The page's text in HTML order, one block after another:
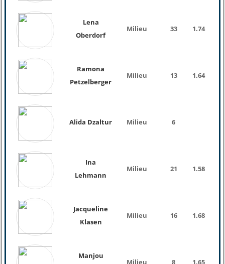
Lena
Oberdorf
Milieu 33 1.74
Ramona
Petzelberger
Milieu 13 1.64
Alida Dzaltur Milieu 6
Ina
Lehmann
Milieu 21 1.58
Jacqueline
Klasen
Milieu 16 1.68
Manjou
Milieu 8 1.65